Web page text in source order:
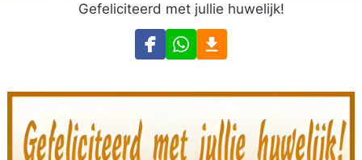
Gefeliciteerd met jullie huwelijk!